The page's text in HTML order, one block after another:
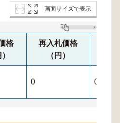
画面サイズで表示
格
再入札価格
（円）
0 0